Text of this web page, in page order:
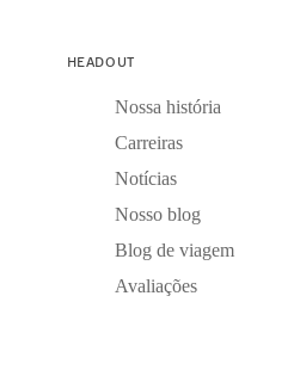
HEADOUT
Nossa história
Carreiras
Notícias
Nosso blog
Blog de viagem
Avaliações